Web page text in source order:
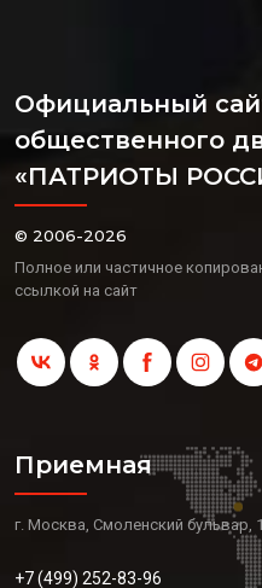
Официальный
общественного
«ПАТРИОТЫ
© 2006-2026
Полное или частичное
ссылкой на сайт
Приемная
г. Москва, Смоленский бульвар,
+7 (499) 252-83-96